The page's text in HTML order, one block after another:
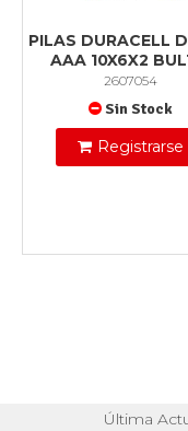
PILAS DURACELL
AAA 10X6X2
2607054
Sin Stock
Registrarse
Última